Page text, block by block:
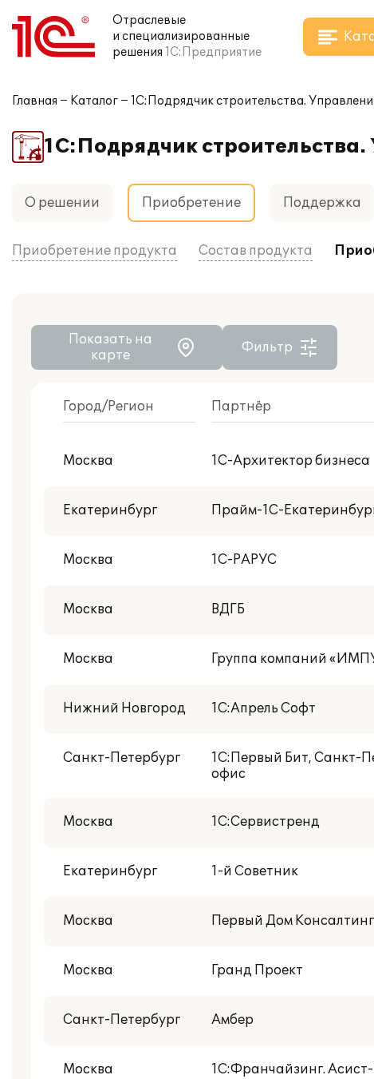
Отраслевые
и специализированные
решения 1С:Предприятие
Главная Каталог 1С:Подрядчик строительства.
1С:Подрядчик
О решении Приобретение Поддержка
Приобретение продукта Состав продукта
Показать на
карте
Фильтр
Город/Регион Партнёр
Москва 1С-Архитектор бизнеса
Екатеринбург Прайм-1С-
Москва 1С-РАРУС
Москва ВДГБ
Москва Группа компаний
Нижний Новгород 1С:Апрель Софт
Санкт-Петербург
1С:Первый Бит, Санкт-
офис
Москва 1С:Сервистренд
Екатеринбург 1-й Советник
Москва Первый Дом
Москва Гранд Проект
Санкт-Петербург Амбер
Москва 1С:Франчайзинг.